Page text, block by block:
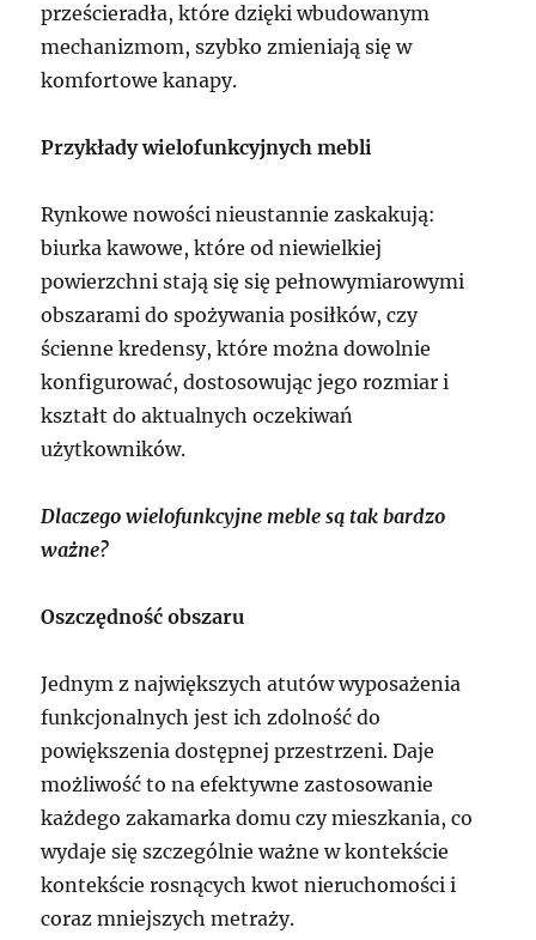
prześcieradła, które dzięki wbudowanym
mechanizmom, szybko zmieniają się w
komfortowe kanapy.
Przykłady wielofunkcyjnych mebli
Rynkowe nowości nieustannie zaskakują:
biurka kawowe, które od niewielkiej
powierzchni stają się się pełnowymiarowymi
obszarami do spożywania posiłków, czy
ścienne kredensy, które można dowolnie
konfigurować, dostosowując jego rozmiar i
kształt do aktualnych oczekiwań
użytkowników.
Dlaczego wielofunkcyjne meble są tak bardzo
ważne?
Oszczędność obszaru
Jednym z największych atutów wyposażenia
funkcjonalnych jest ich zdolność do
powiększenia dostępnej przestrzeni. Daje
możliwość to na efektywne zastosowanie
każdego zakamarka domu czy mieszkania, co
wydaje się szczególnie ważne w kontekście
kontekście rosnących kwot nieruchomości i
coraz mniejszych metraży.